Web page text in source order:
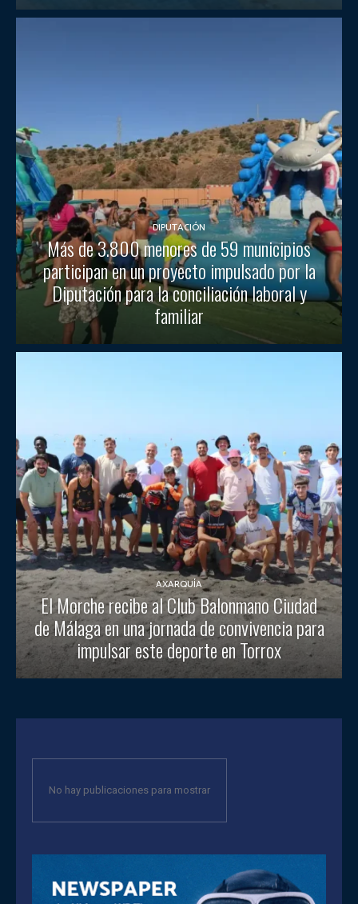
DIPUTACIÓN
Más de 3.800 menores de 59 municipios
participan en un proyecto impulsado por la
Diputación para la conciliación laboral y
familiar
AXARQUÍA
El Morche recibe al Club Balonmano Ciudad
de Málaga en una jornada de convivencia para
impulsar este deporte en Torrox
No hay publicaciones para mostrar